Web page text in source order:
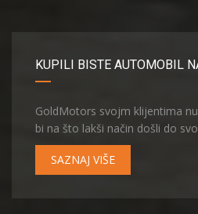
KUPILI BISTE AUTOMOBIL
GoldMotors svojm klijentima
bi na što lakši način došli do
SAZNAJ VIŠE